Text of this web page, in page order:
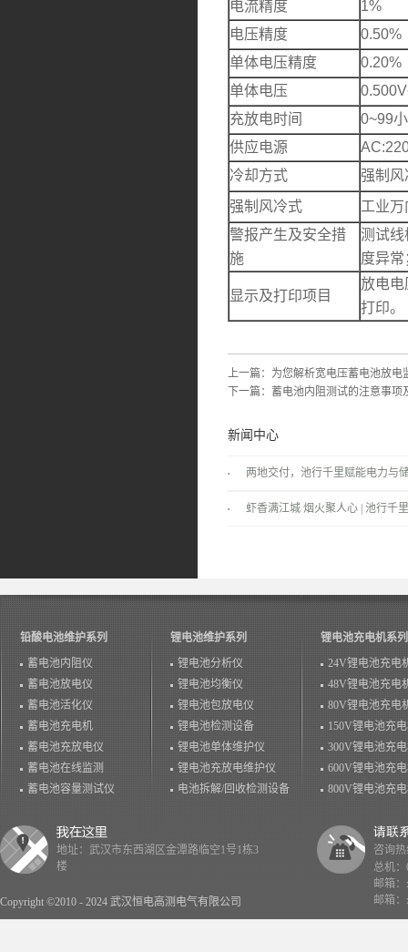
电流精度
1%
电压精度
0.50%
单体电压精度
0.20%
单体电压
充放电时间
0~99
供应电源
冷却方式
强制风
强制风冷式
工业万
警报产生及安全措
施
测试线
度异
显示及打印项目
放电电
打印。
上一篇： 为您解析宽电压蓄电池放电
下一篇： 蓄电池内阻测试的注意事项
新闻中心
两地交付，池行千里赋能电力与
景！
虾香满江城 烟火聚人心 | 池行千
铅酸电池维护系列
蓄电池内阻仪
蓄电池放电仪
蓄电池活化仪
蓄电池充电机
蓄电池充放电仪
蓄电池在线监测
蓄电池容量测试仪
锂电池维护系列
锂电池分析仪
锂电池均衡仪
锂电池包放电仪
锂电池检测设备
锂电池单体维护仪
锂电池充放电维护仪
电池拆解/回收检测设备
锂电池充电机系列
24V锂电池充电
48V锂电池充电
80V锂电池充电
150V锂电池充
300V锂电池充
600V锂电池充
800V锂电池充
Copyright ©2010 - 2024 武汉恒电高测电气有限公司
地址：武汉市东西湖区金潭路临空1号1栋3
楼
咨询热
总机：
邮箱
邮箱